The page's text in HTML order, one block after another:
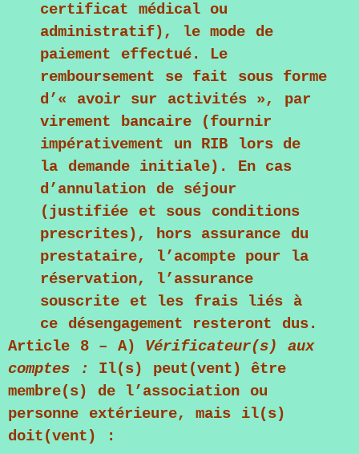
certificat médical ou
administratif), le mode de
paiement effectué. Le
remboursement se fait sous forme
d’« avoir sur activités », par
virement bancaire (fournir
impérativement un RIB lors de
la demande initiale). En cas
d’annulation de séjour
(justifiée et sous conditions
prescrites), hors assurance du
prestataire, l’acompte pour la
réservation, l’assurance
souscrite et les frais liés à
ce désengagement resteront dus.
Article 8 – A) Vérificateur(s) aux
comptes
: Il(s) peut(vent) être
membre(s) de l’association ou
personne extérieure, mais il(s)
doit(vent) :